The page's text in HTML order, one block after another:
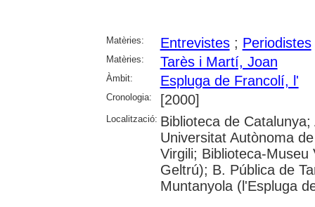
Matèries: Entrevistes; Periodistes
Matèries: Tarès i Martí, Joan
Àmbit: Espluga de Francolí, l'
Cronologia: [2000]
Localització: Biblioteca de
Universitat Autònoma
Virgili; Biblioteca-
Geltrú); B. Pública de
Muntanyola (l'Espluga